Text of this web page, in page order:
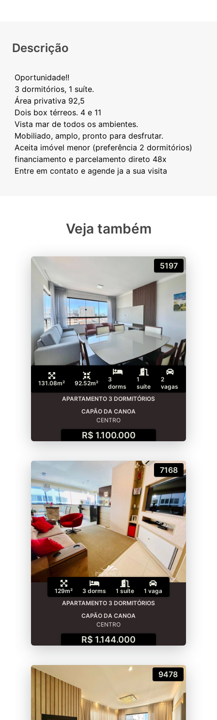
Descrição
Oportunidade!!
3 dormitórios, 1 suíte.
Área privativa 92,5
Dois box térreos. 4 e 11
Vista mar de todos os ambientes.
Mobiliado, amplo, pronto para desfrutar.
Aceita imóvel menor (preferência 2 dormitórios)
financiamento e parcelamento direto 48x
Veja também
5197
131.08m² 92.52m²
3
dorms
1
suíte
2
vagas
APARTAMENTO 3 DORMITÓRIOS
CAPÃO DA CANOA
CENTRO
R$ 1.100.000
7168
129m² 3 dorms 1 suíte
1 vaga
APARTAMENTO 3 DORMITÓRIOS
CAPÃO DA CANOA
CENTRO
R$ 1.144.000
9478